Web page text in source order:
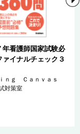
年看護師国家試験必
ァイナルチェック３
ｉｎｇ Ｃａｎｖａｓ
対策室